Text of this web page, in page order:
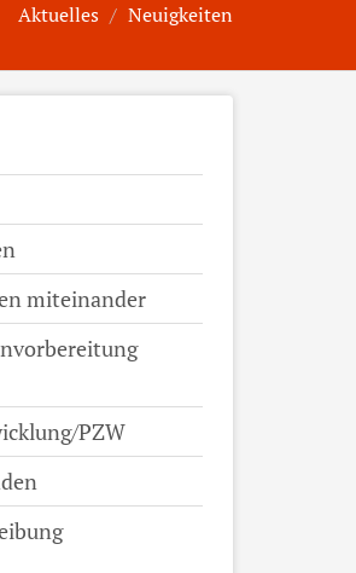
Aktuelles Neuigkeiten
miteinander
PZW